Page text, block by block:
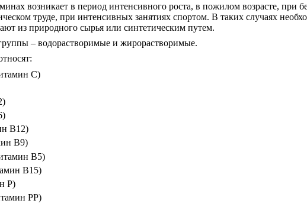
возникает в период интенсивного роста, в пожилом возрасте, при
труде, при интенсивных занятиях спортом. В таких случаях
из природного сырья или синтетическим путем.
– водорастворимые и жирорастворимые.
С)
В12)
В9)
В5)
В15)
Р)
РР)